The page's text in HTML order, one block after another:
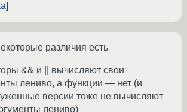
различия есть
&& и || вычисляют свои
лениво, а функции — нет (и
версии тоже не вычисляют
лениво)